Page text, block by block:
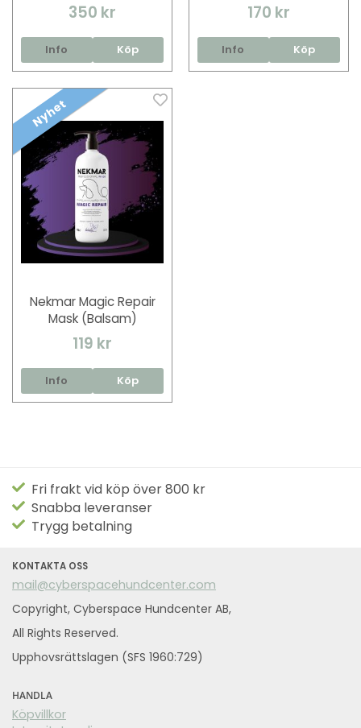
350 kr
Info Köp
170 kr
Info Köp
Nyhet
Nekmar Magic Repair
Mask (Balsam)
119 kr
Info Köp
Fri frakt vid köp över 800 kr
Snabba leveranser
Trygg betalning
KONTAKTA OSS
mail@cyberspacehundcenter.com
Copyright, Cyberspace Hundcenter AB,
All Rights Reserved.
Upphovsrättslagen (SFS 1960:729)
HANDLA
Köpvillkor